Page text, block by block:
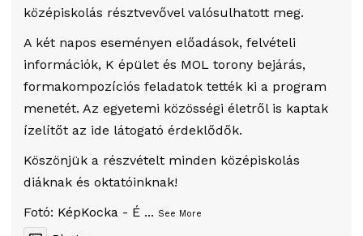
középiskolás résztvevővel valósulhatott meg.
A két napos eseményen előadások, felvételi
információk, K épület és MOL torony bejárás,
formakompozíciós feladatok tették ki a program
menetét. Az egyetemi közösségi életről is kaptak
ízelítőt az ide látogató érdeklődők.
Köszönjük a részvételt minden középiskolás
diáknak és oktatóinknak!
Fotó: KépKocka - É ... See More